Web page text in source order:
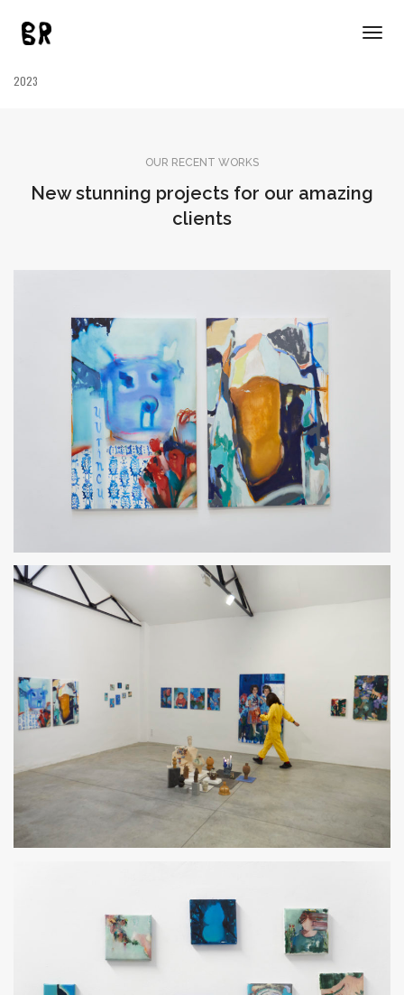
46 x 61 cm
2023
OUR RECENT WORKS
New stunning projects for our amazing
clients
UVRINCU Y SER ABSTRACTO
TODO LO PROFUNDO AMA EL DISFRAZ. 2023
TODO LO PROFUNDO AMA EL DISFRAZ
TODO LO PROFUNDO AMA EL DISFRAZ. 2023